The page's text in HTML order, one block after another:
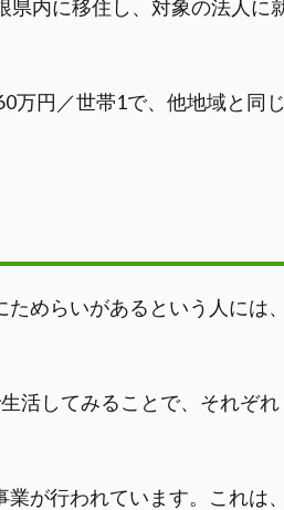
県内に移住し、対象の法人に
万円／世帯1で、他地域と同じ
めらいがあるという人には、
活してみることで、それぞれ
業が行われています。これは、